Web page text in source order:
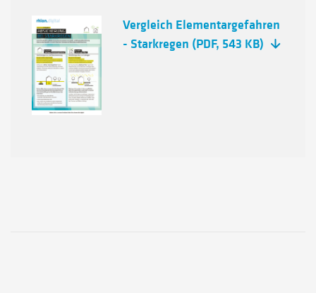
Vergleich Elementargefahren
- Starkregen (PDF, 543 KB)